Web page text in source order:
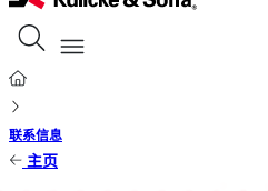
联系信息
主页